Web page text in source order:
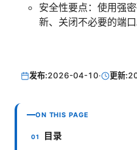
安全性要点：使用强
新、关闭不必要的端口
发布:2026-04-10· 更新:
ON THIS PAGE
目录